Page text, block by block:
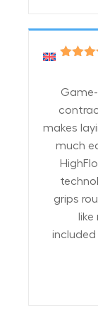
makes
much
grips